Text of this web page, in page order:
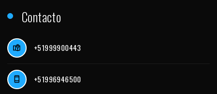
Contacto
+51999900443
+51996946500